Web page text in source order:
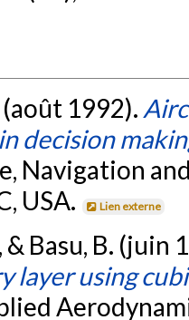
1992).
decision
Navigation
USA.
Lien externe
& Basu, B. (juin
layer using